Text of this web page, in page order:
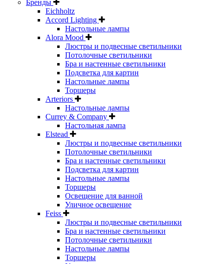
Бренды
Eichholtz
Accord Lighting
Настольные лампы
Alora Mood
Люстры и подвесные светильники
Потолочные светильники
Бра и настенные светильники
Подсветка для картин
Настольные лампы
Торшеры
Arteriors
Настольные лампы
Currey & Company
Настольная лампа
Elstead
Люстры и подвесные светильники
Потолочные светильники
Бра и настенные светильники
Подсветка для картин
Настольные лампы
Торшеры
Освещение для ванной
Уличное освещение
Feiss
Люстры и подвесные светильники
Бра и настенные светильники
Потолочные светильники
Настольные лампы
Торшеры